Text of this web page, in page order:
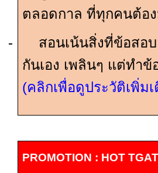
ตลอดกาล ที่ทุกคนต้อ
-
สอนเน้นสิ่งที่ข้อสอบ
กันเอง เพลินๆ แต่ทำข้
(คลิกเพื่อดูประวัติเพิ่ม
PROMOTION : HOT